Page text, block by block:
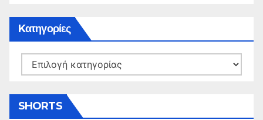
Kατηγορίες
Kατηγορίες
SHORTS